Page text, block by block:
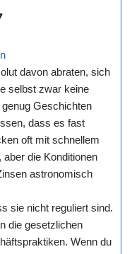
davon abraten, sich
selbst zwar keine
Geschichten
dass es fast
oft mit schnellem
die Konditionen
astronomisch
sie nicht reguliert sind.
die gesetzlichen
Wenn du